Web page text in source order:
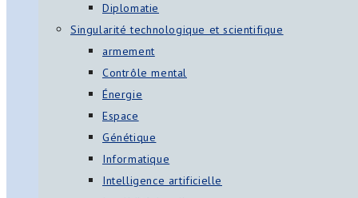
Diplomatie
Singularité technologique et scientifique
armement
Contrôle mental
Énergie
Espace
Génétique
Informatique
Intelligence artificielle